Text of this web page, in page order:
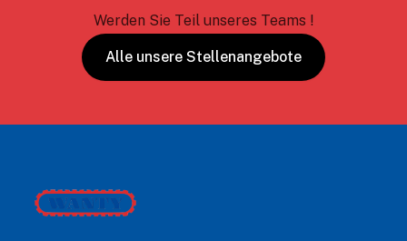
Werden Sie Teil unseres Teams !
Alle unsere Stellenangebote
Wanty